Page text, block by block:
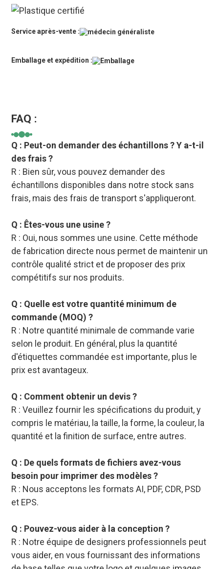
Service après-vente :
Emballage et expédition :
FAQ :
Q : Peut-on demander des échantillons ? Y a-t-il
des frais ?
R : Bien sûr, vous pouvez demander des
échantillons disponibles dans notre stock sans
frais, mais des frais de transport s'appliqueront.
Q : Êtes-vous une usine ?
R : Oui, nous sommes une usine. Cette méthode
de fabrication directe nous permet de maintenir un
contrôle qualité strict et de proposer des prix
compétitifs sur nos produits.
Q : Quelle est votre quantité minimum de
commande (MOQ) ?
R : Notre quantité minimale de commande varie
selon le produit. En général, plus la quantité
d'étiquettes commandée est importante, plus le
prix est avantageux.
Q : Comment obtenir un devis ?
R : Veuillez fournir les spécifications du produit, y
compris le matériau, la taille, la forme, la couleur, la
quantité et la finition de surface, entre autres.
Q : De quels formats de fichiers avez-vous
besoin pour imprimer des modèles ?
R : Nous acceptons les formats AI, PDF, CDR, PSD
et EPS.
Q : Pouvez-vous aider à la conception ?
R : Notre équipe de designers professionnels peut
vous aider, en vous fournissant des informations